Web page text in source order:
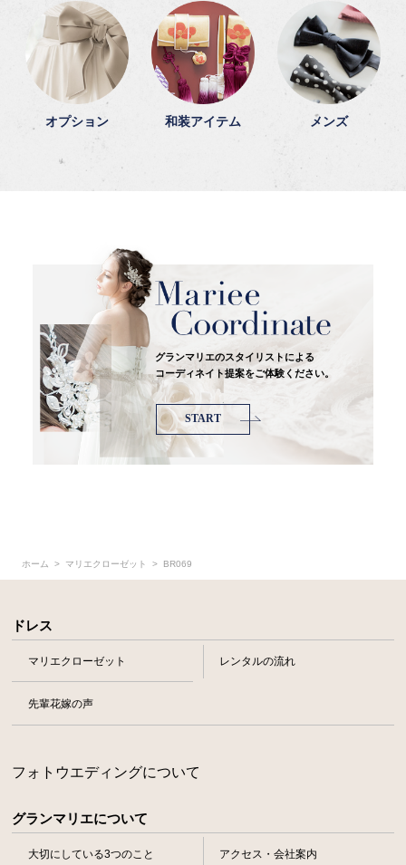
オプション 和装アイテム メンズ
グランマリエのスタイリストによる
コーディネイト提案をご体験ください。
START
ホーム マリエクローゼット BR069
ドレス
マリエクローゼット レンタルの流れ
先輩花嫁の声
フォトウエディングについて
グランマリエについて
大切にしている3つのこと アクセス・会社案内